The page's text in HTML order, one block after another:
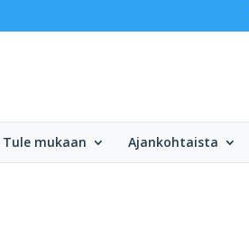
Tule mukaan Ajankohtaista